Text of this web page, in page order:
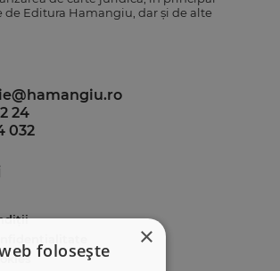
×
folosește
Editura Hamangiu, dar și de alte
24
032